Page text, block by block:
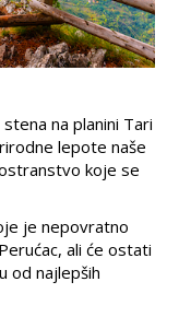
na planini Tari
lepote naše
koje se
je nepovratno
ali će ostati
od najlepših